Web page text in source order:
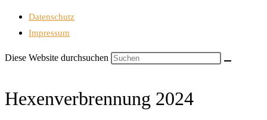
Datenschutz
Impressum
Diese Website durchsuchen
Hexenverbrennung 2024